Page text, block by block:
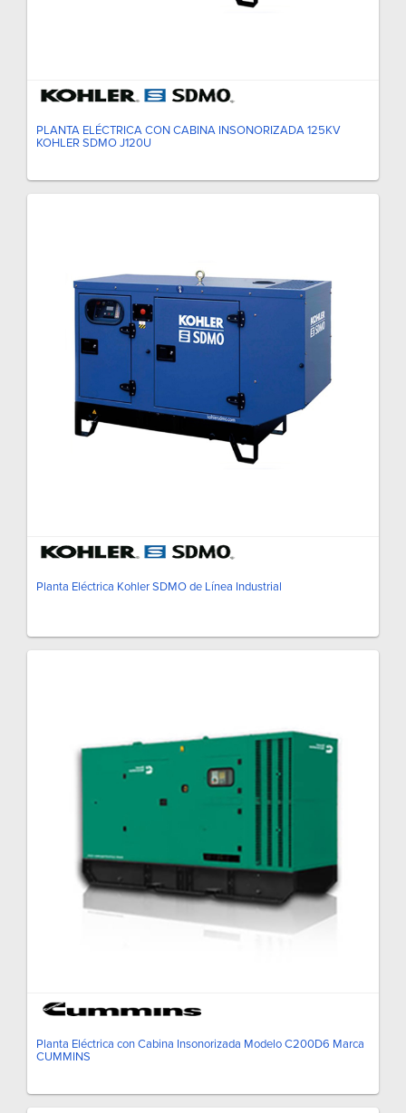
PLANTA ELÉCTRICA CON CABINA INSONORIZADA 125KV
KOHLER SDMO J120U
Planta Eléctrica Kohler SDMO de Línea Industrial
Planta Eléctrica con Cabina Insonorizada Modelo C200D6 Marca
CUMMINS